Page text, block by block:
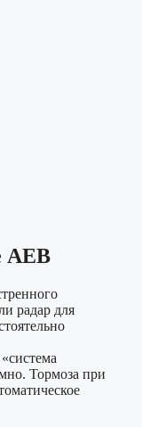
AEB
радар для
Тормоза при